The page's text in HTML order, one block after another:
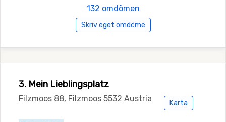
132 omdömen
Skriv eget omdöme
3. Mein Lieblingsplatz
Filzmoos 88, Filzmoos 5532 Austria Karta